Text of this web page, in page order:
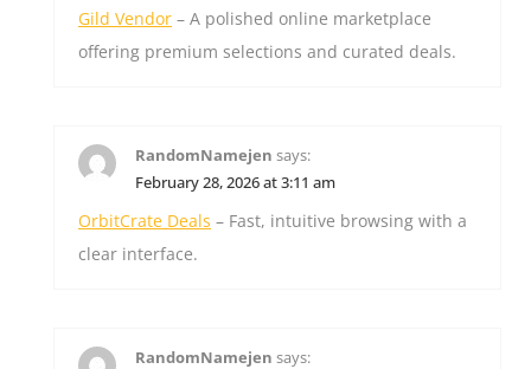
Gild Vendor – A polished online marketplace
offering premium selections and curated deals.
RandomNamejen says:
February 28, 2026 at 3:11 am
OrbitCrate Deals – Fast, intuitive browsing with a
clear interface.
RandomNamejen says: